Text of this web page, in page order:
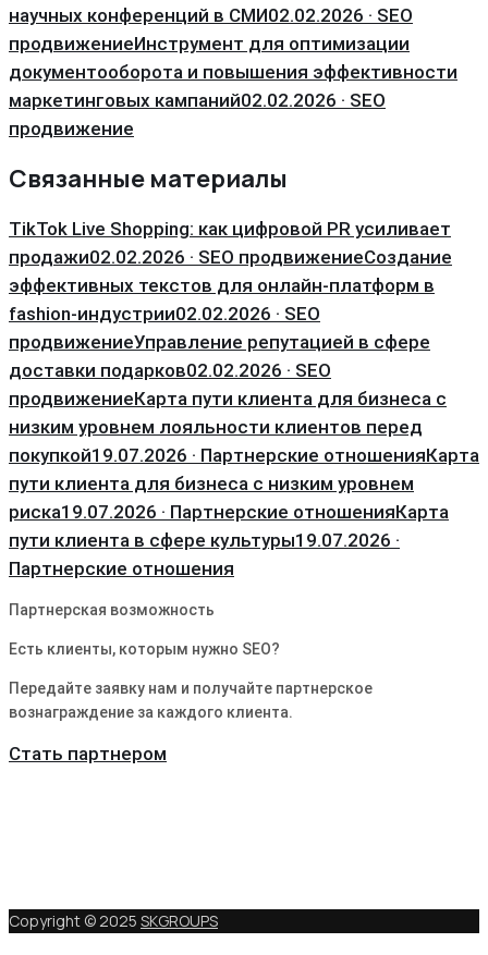
научных конференций в СМИ02.02.2026 · SEO
продвижениеИнструмент для оптимизации
документооборота и повышения эффективности
маркетинговых кампаний02.02.2026 · SEO
продвижение
Связанные материалы
TikTok Live Shopping: как цифровой PR усиливает
продажи02.02.2026 · SEO продвижениеСоздание
эффективных текстов для онлайн-платформ в
fashion-индустрии02.02.2026 · SEO
продвижениеУправление репутацией в сфере
доставки подарков02.02.2026 · SEO
продвижениеКарта пути клиента для бизнеса с
низким уровнем лояльности клиентов перед
покупкой19.07.2026 · Партнерские отношенияКарта
пути клиента для бизнеса с низким уровнем
риска19.07.2026 · Партнерские отношенияКарта
пути клиента в сфере культуры19.07.2026 ·
Партнерские отношения
Партнерская возможность
Есть клиенты, которым нужно SEO?
Передайте заявку нам и получайте партнерское
вознаграждение за каждого клиента.
Стать партнером
Copyright © 2025 SKGROUPS